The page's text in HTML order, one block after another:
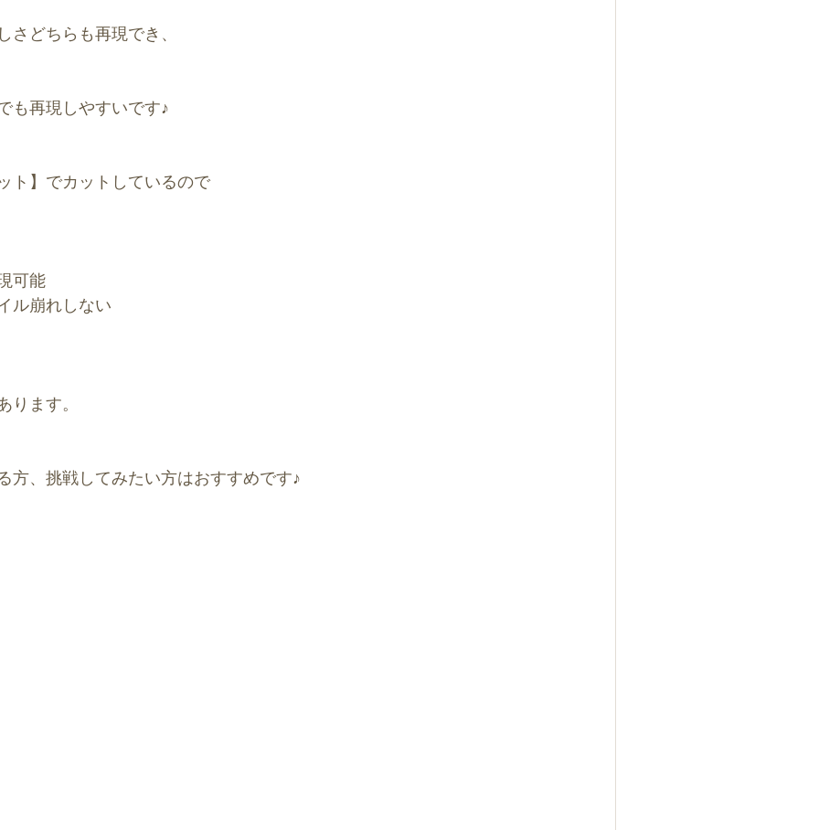
さどちらも再現でき、
も再現しやすいです♪
ト】でカットしているので
可能
ル崩れしない
ります。
方、挑戦してみたい方はおすすめです♪